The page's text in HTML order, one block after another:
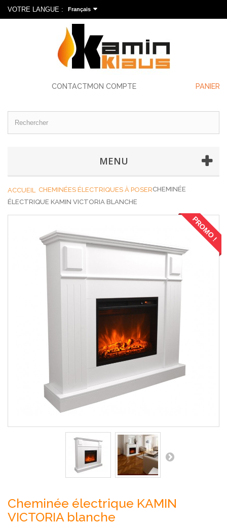
VOTRE LANGUE : Français
CONTACTMON COMPTE PANIER
MENU
ACCUEIL CHEMINÉES ÉLECTRIQUES À POSERCHEMINÉE
ÉLECTRIQUE KAMIN VICTORIA BLANCHE
PROMO !
Cheminée électrique KAMIN
VICTORIA blanche